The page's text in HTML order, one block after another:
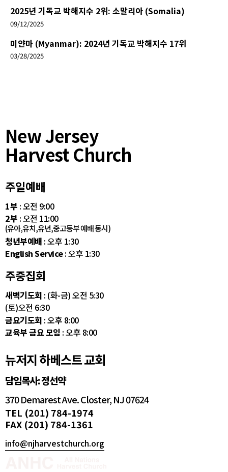
2025년 기독교 박해지수 2위: 소말리아 (Somalia)
09/12/2025
미얀마 (Myanmar): 2024년 기독교 박해지수 17위
03/28/2025
New Jersey
Harvest Church
주일예배
1부 : 오전 9:00
2부 : 오전 11:00
(유아,유치,유년,중고등부 예배 동시)
청년부예배 : 오후 1:30
English Service: 오후 1:30
주중집회
새벽기도회 : (화-금) 오전 5:30
(토)오전 6:30
금요기도회 : 오후 8:00
교육부 금요 모임 : 오후 8:00
뉴저지 하베스트 교회
담임목사: 정선약
370 Demarest Ave. Closter, NJ 07624
TEL (201) 784-1974
FAX (201) 784-1361
info@njharvestchurch.org